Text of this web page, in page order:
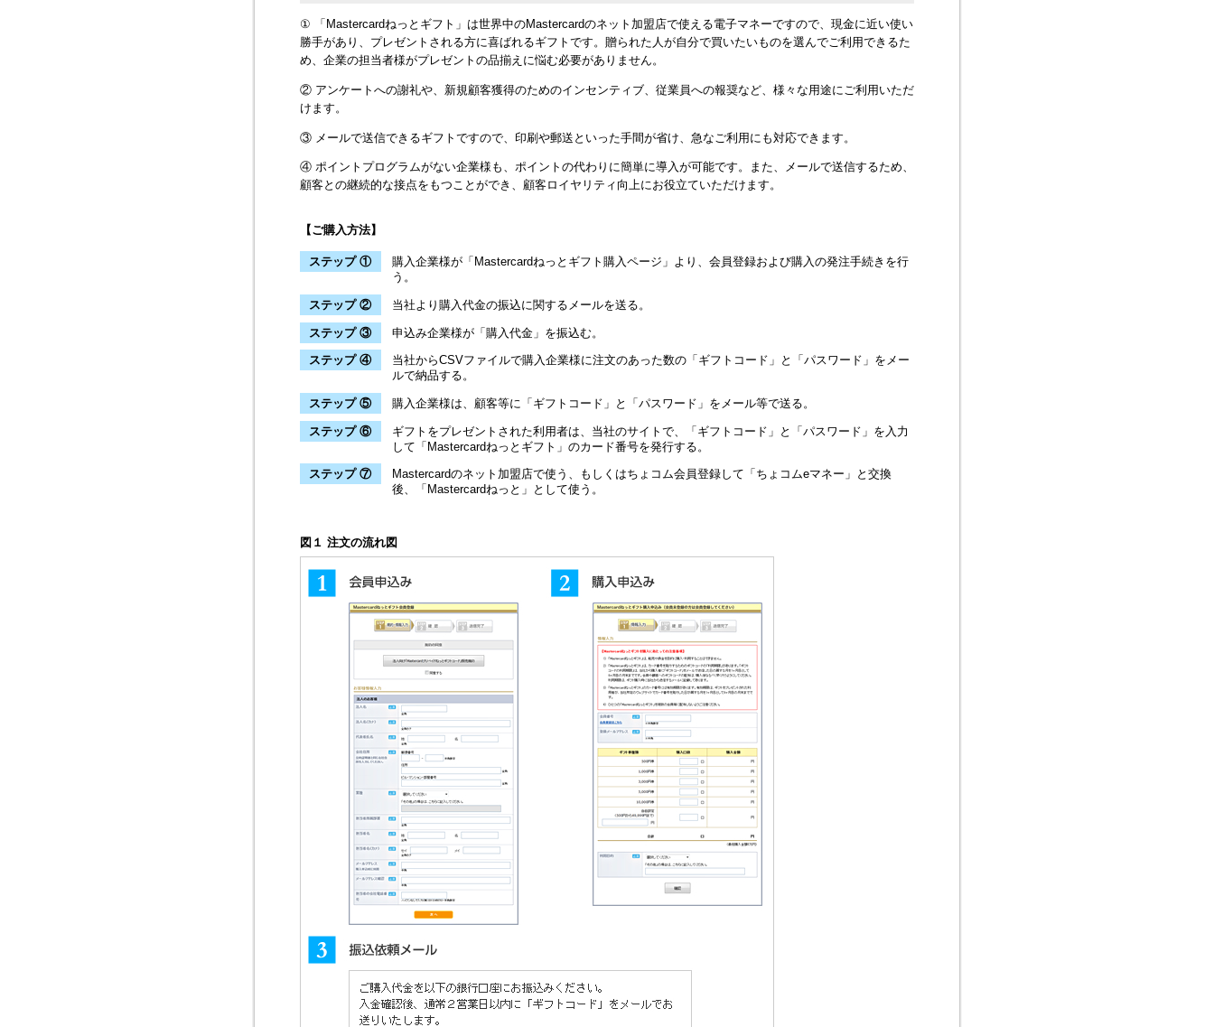
① 「Mastercardねっとギフト」は世界中のMastercardのネット加盟店で使える電子マネーですので、現金に近い使い
勝手があり、プレゼントされる方に喜ばれるギフトです。贈られた人が自分で買いたいものを選んでご利用できるた
め、企業の担当者様がプレゼントの品揃えに悩む必要がありません。
② アンケートへの謝礼や、新規顧客獲得のためのインセンティブ、従業員への報奨など、様々な用途にご利用いただ
けます。
③ メールで送信できるギフトですので、印刷や郵送といった手間が省け、急なご利用にも対応できます。
④ ポイントプログラムがない企業様も、ポイントの代わりに簡単に導入が可能です。また、メールで送信するため、
顧客との継続的な接点をもつことができ、顧客ロイヤリティ向上にお役立ていただけます。
【ご購入方法】
ステップ ①
購入企業様が「Mastercardねっとギフト購入ページ」より、会員登録および購入の発注手続きを行
う。
ステップ ② 当社より購入代金の振込に関するメールを送る。
ステップ ③ 申込み企業様が「購入代金」を振込む。
ステップ ④
当社からCSVファイルで購入企業様に注文のあった数の「ギフトコード」と「パスワード」をメー
ルで納品する。
ステップ ⑤ 購入企業様は、顧客等に「ギフトコード」と「パスワード」をメール等で送る。
ステップ ⑥
ギフトをプレゼントされた利用者は、当社のサイトで、「ギフトコード」と「パスワード」を入力
して「Mastercardねっとギフト」のカード番号を発行する。
ステップ ⑦
Mastercardのネット加盟店で使う、もしくはちょコム会員登録して「ちょコムeマネー」と交換
後、「Mastercardねっと」として使う。
図１ 注文の流れ図